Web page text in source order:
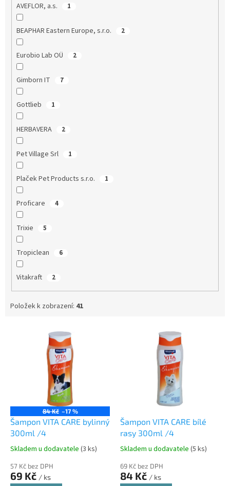
AVEFLOR, a.s. 1
BEAPHAR Eastern Europe, s.r.o. 2
Eurobio Lab OÜ 2
Gimborn IT 7
Gottlieb 1
HERBAVERA 2
Pet Village Srl 1
Plaček Pet Products s.r.o. 1
Proficare 4
Trixie 5
Tropiclean 6
Vitakraft 2
Položek k zobrazení: 41
84 Kč –17 %
Šampon VITA CARE bylinný
300ml /4
Skladem u dodavatele (3 ks)
57 Kč bez DPH
69 Kč / ks
Šampon VITA CARE bílé
rasy 300ml /4
Skladem u dodavatele (5 ks)
69 Kč bez DPH
84 Kč / ks